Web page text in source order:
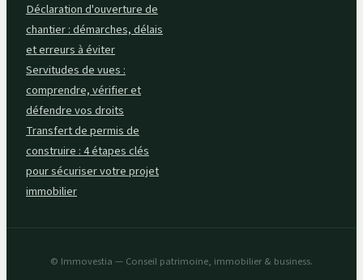
Déclaration d'ouverture de
chantier : démarches, délais
et erreurs à éviter
Servitudes de vues :
comprendre, vérifier et
défendre vos droits
Transfert de permis de
construire : 4 étapes clés
pour sécuriser votre projet
immobilier
© Immovestia — Conseil patrimoine, immobilier & business.